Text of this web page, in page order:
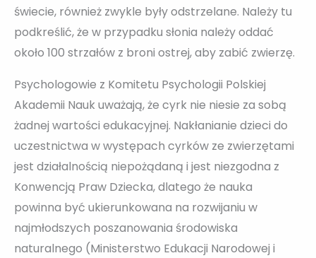
świecie, również zwykle były odstrzelane. Należy tu
podkreślić, że w przypadku słonia należy oddać
około 100 strzałów z broni ostrej, aby zabić zwierzę.
Psychologowie z Komitetu Psychologii Polskiej
Akademii Nauk uważają, że cyrk nie niesie za sobą
żadnej wartości edukacyjnej. Nakłanianie dzieci do
uczestnictwa w występach cyrków ze zwierzętami
jest działalnością niepożądaną i jest niezgodna z
Konwencją Praw Dziecka, dlatego że nauka
powinna być ukierunkowana na rozwijaniu w
najmłodszych poszanowania środowiska
naturalnego (Ministerstwo Edukacji Narodowej i